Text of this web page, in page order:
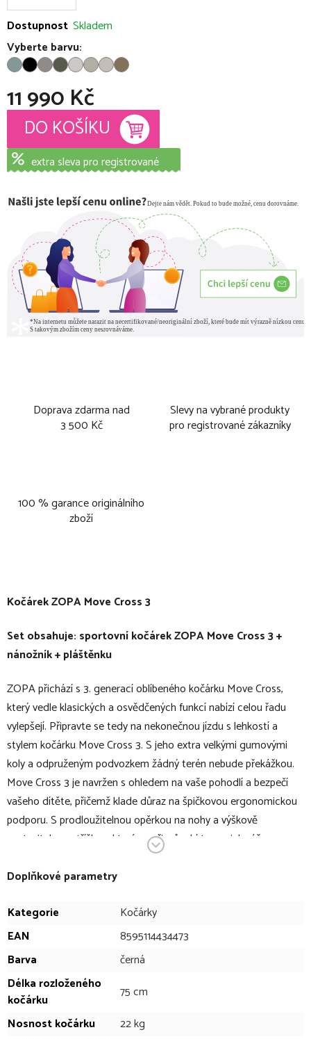
Dostupnost Skladem
Vyberte barvu:
11 990 Kč
Měrná cena:
DO KOŠÍKU
extra sleva pro registrované
Doprava zdarma nad
3 500 Kč
Slevy na vybrané produkty
pro registrované zákazníky
100 % garance originálního
zboží
Kočárek ZOPA Move Cross 3
Set obsahuje: sportovní kočárek ZOPA Move Cross 3 +
nánožník + pláštěnku
ZOPA přichází s 3. generací oblíbeného kočárku Move Cross,
který vedle klasických a osvědčených funkcí nabízí celou řadu
vylepšejí. Připravte se tedy na nekonečnou jízdu s lehkostí a
stylem kočárku Move Cross 3. S jeho extra velkými gumovými
koly a odpruženým podvozkem žádný terén nebude překážkou.
Move Cross 3 je navržen s ohledem na vaše pohodlí a bezpečí
vašeho dítěte, přičemž klade důraz na špičkovou ergonomickou
podporu. S prodloužitelnou opěrkou na nohy a výškově
nastavitelnou stříškou, která se přizpůsobí tomu, jak váš
dobrodruh roste, jsme se postarali o maximální komfort ve
všech situacích. S odvětrávanými zády a stříškou s větracím
horkých letních dnech. A s doplňky jako je nánožník a pláštěnka,
které jsou součástí, je připraven překonat všechny výzvy počasí.
V bodech:
sportovní kočárek určený pro děti od narození do 22 kg
moderní minimalistický design s důmyslnými detaily
Doplňkové parametry
Kategorie
Kočárky
EAN
8595114434473
Barva
černá
Délka rozloženého
kočárku
75 cm
Nosnost kočárku
22 kg